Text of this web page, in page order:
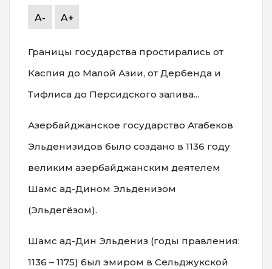
A- A+
Границы государства простирались от
Каспия до Малой Азии, от Дербенда и
Тифлиса до Персидского залива...
Азербайджанское государство Атабеков
Эльденизидов было создано в 1136 году
великим азербайджанским деятелем
Шамс ад-Дином Эльденизом
(Эльдегёзом).
Шамс ад-Дин Эльдениз (годы правления:
1136 – 1175) был эмиром в Сельджукской